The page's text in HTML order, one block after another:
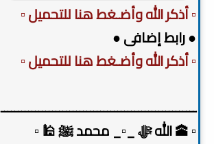
▫️ أذكر الله وأضـغط هنا للتحميل ▫️
● رابط إضافى ●
▫️ أذكر الله وأضـغط هنا للتحميل ▫️
ـــــــــــــــــــــــــــــــــــــــــــــــــــــــــ
▫️ 🕋 الله ﷻ _▫️_ محمد ﷺ 🕌 ▫️